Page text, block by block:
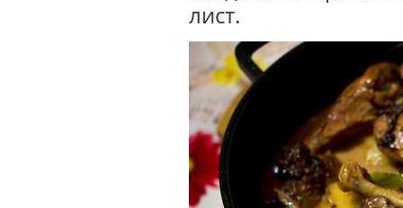
лист.